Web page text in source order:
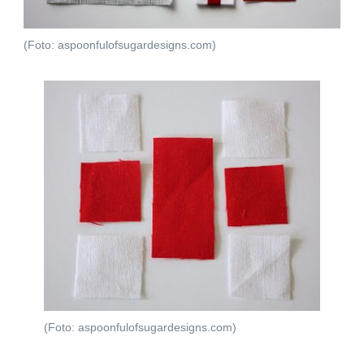
(Foto: aspoonfulofsugardesigns.com)
(Foto: aspoonfulofsugardesigns.com)